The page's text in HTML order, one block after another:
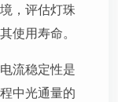
，评估灯珠
使用寿命。
流稳定性是
中光通量的